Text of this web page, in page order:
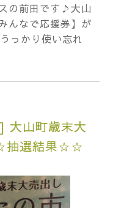
の前田です♪大山
んなで応援券】が
っかり使い忘れ
大山町歳末大
選結果☆☆